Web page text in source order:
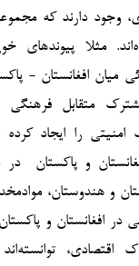
وجود دارند که
مثلا پیوندهای
میان افغانستان -
متقابل
امنیتی را ایجاد
و پاکستان در
و هندوستان،
افغانستان و
اقتصادی،